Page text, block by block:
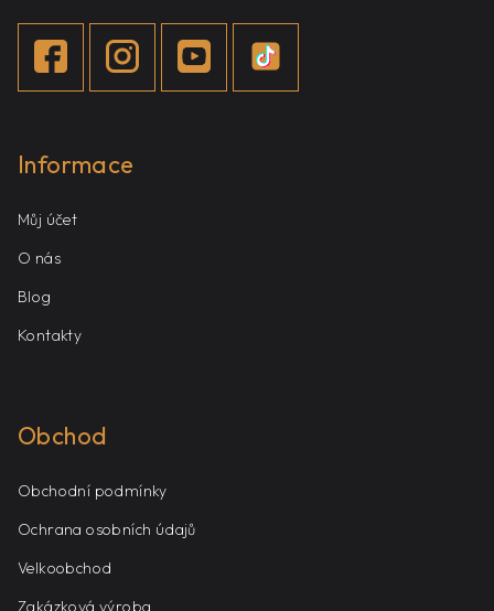
Informace
Můj účet
O nás
Blog
Kontakty
Obchod
Obchodní podmínky
Ochrana osobních údajů
Velkoobchod
Zakázková výroba